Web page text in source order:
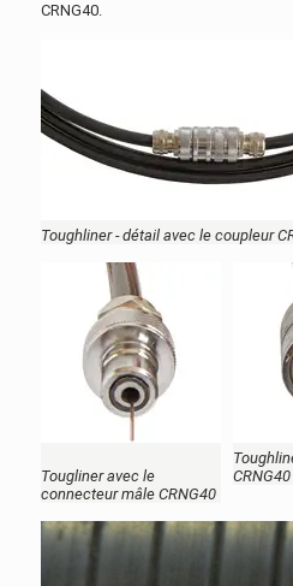
CRNG40.
Toughliner - détail avec le coupleur
Tougliner avec le
connecteur mâle CRNG40
CRNG40